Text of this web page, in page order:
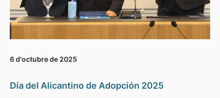
6 d'octubre de 2025
Día del Alicantino de Adopción 2025